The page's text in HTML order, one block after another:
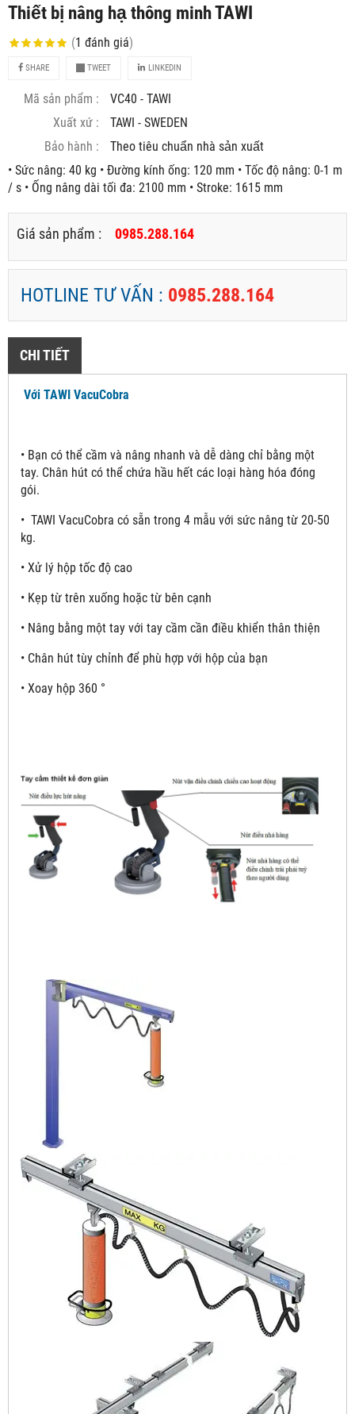
Thiết bị nâng hạ thông minh TAWI
(1 đánh giá)
SHARE TWEET LINKEDIN
Mã sản phẩm :
VC40 - TAWI
Xuất xứ :
TAWI - SWEDEN
Bảo hành :
Theo tiêu chuẩn nhà sản xuất
• Sức nâng: 40 kg • Đường kính ống: 120 mm • Tốc độ nâng: 0-1 m
/ s • Ống nâng dài tối đa: 2100 mm • Stroke: 1615 mm
Giá sản phẩm : 0985.288.164
HOTLINE TƯ VẤN : 0985.288.164
CHI TIẾT
Với TAWI VacuCobra
• Bạn có thể cầm và nâng nhanh và dễ dàng chỉ bằng một
tay. Chân hút có thể chứa hầu hết các loại hàng hóa đóng
gói.
• TAWI VacuCobra có sẵn trong 4 mẫu với sức nâng từ 20-50
kg.
• Xử lý hộp tốc độ cao
• Kẹp từ trên xuống hoặc từ bên cạnh
• Nâng bằng một tay với tay cầm cần điều khiển thân thiện
• Chân hút tùy chỉnh để phù hợp với hộp của bạn
• Xoay hộp 360 °